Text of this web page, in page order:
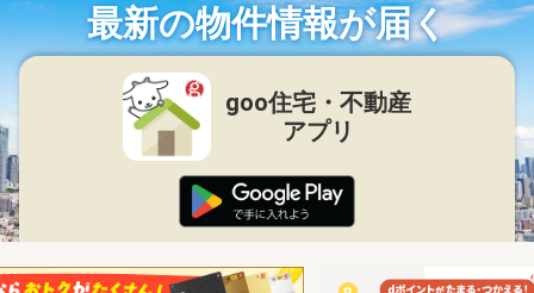
最新の物件情報が届く
goo住宅・不動産
アプリ